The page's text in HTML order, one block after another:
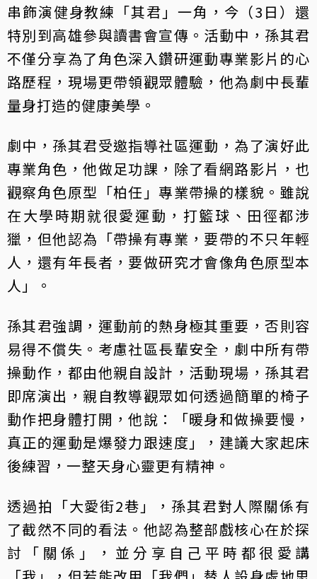
串飾演健身教練「其君」一角，今（3日）還
特別到高雄參與讀書會宣傳。活動中，孫其君
不僅分享為了角色深入鑽研運動專業影片的心
路歷程，現場更帶領觀眾體驗，他為劇中長輩
量身打造的健康美學。
劇中，孫其君受邀指導社區運動，為了演好此
專業角色，他做足功課，除了看網路影片，也
觀察角色原型「柏任」專業帶操的樣貌。雖說
在大學時期就很愛運動，打籃球、田徑都涉
獵，但他認為「帶操有專業，要帶的不只年輕
人，還有年長者，要做研究才會像角色原型本
人」。
孫其君強調，運動前的熱身極其重要，否則容
易得不償失。考慮社區長輩安全，劇中所有帶
操動作，都由他親自設計，活動現場，孫其君
即席演出，親自教導觀眾如何透過簡單的椅子
動作把身體打開，他說：「暖身和做操要慢，
真正的運動是爆發力跟速度」，建議大家起床
後練習，一整天身心靈更有精神。
透過拍「大愛街2巷」，孫其君對人際關係有
了截然不同的看法。他認為整部戲核心在於探
討「關係」，並分享自己平時都很愛講